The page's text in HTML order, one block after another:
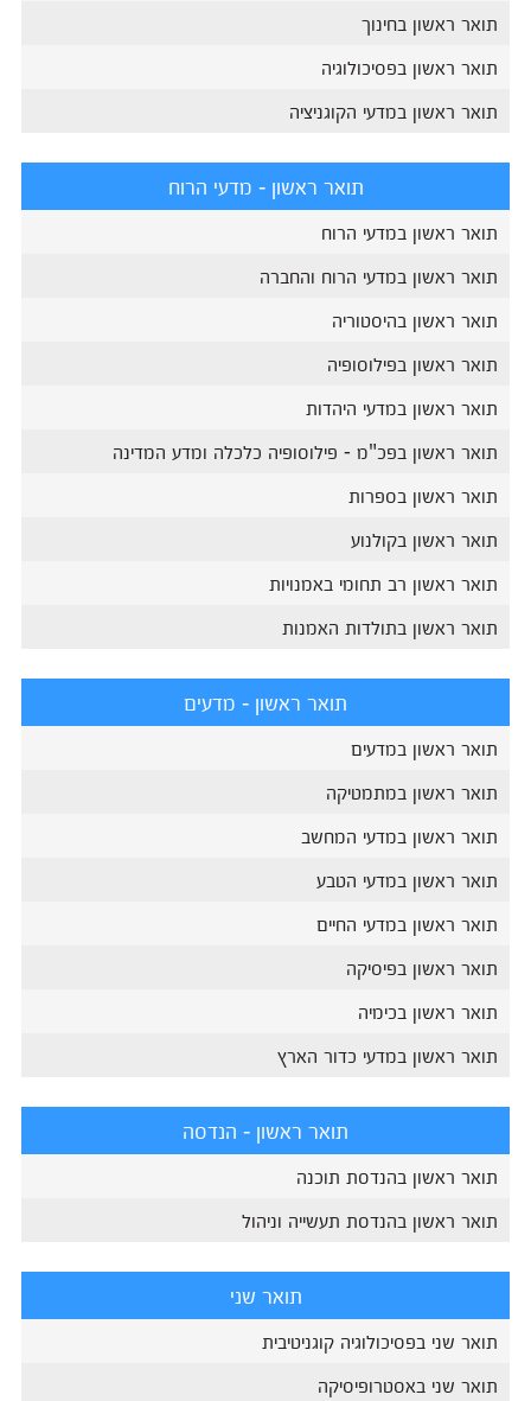
תואר ראשון בחינוך
תואר ראשון בפסיכולוגיה
תואר ראשון במדעי הקוגניציה
תואר ראשון - מדעי הרוח
תואר ראשון במדעי הרוח
תואר ראשון במדעי הרוח והחברה
תואר ראשון בהיסטוריה
תואר ראשון בפילוסופיה
תואר ראשון במדעי היהדות
תואר ראשון בפכ"מ - פילוסופיה כלכלה ומדע המדינה
תואר ראשון בספרות
תואר ראשון בקולנוע
תואר ראשון רב תחומי באמנויות
תואר ראשון בתולדות האמנות
תואר ראשון - מדעים
תואר ראשון במדעים
תואר ראשון במתמטיקה
תואר ראשון במדעי המחשב
תואר ראשון במדעי הטבע
תואר ראשון במדעי החיים
תואר ראשון בפיסיקה
תואר ראשון בכימיה
תואר ראשון במדעי כדור הארץ
תואר ראשון - הנדסה
תואר ראשון בהנדסת תוכנה
תואר ראשון בהנדסת תעשייה וניהול
תואר שני
תואר שני בפסיכולוגיה קוגניטיבית
תואר שני באסטרופיסיקה